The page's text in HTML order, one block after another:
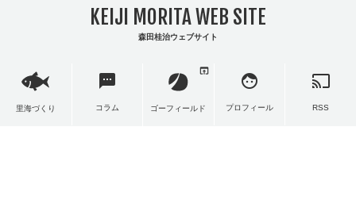
KEIJI MORITA WEB SITE
森田桂治ウェブサイト
里海づくり
sms
コラム ゴーフィールド
open_in_browser
face
プロフィール
cast
RSS